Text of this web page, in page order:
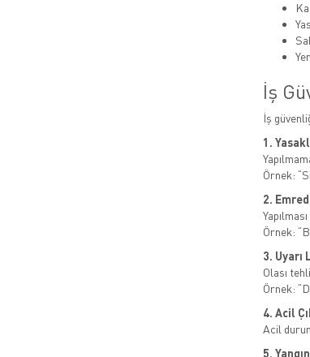
İş
İş
1.
Örnek:
2.
Örnek:
3. Uyarı
Olası
Örnek:
4. Acil
Acil
5.